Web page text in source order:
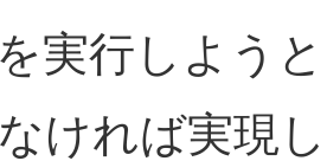
実行しよう
ければ実現